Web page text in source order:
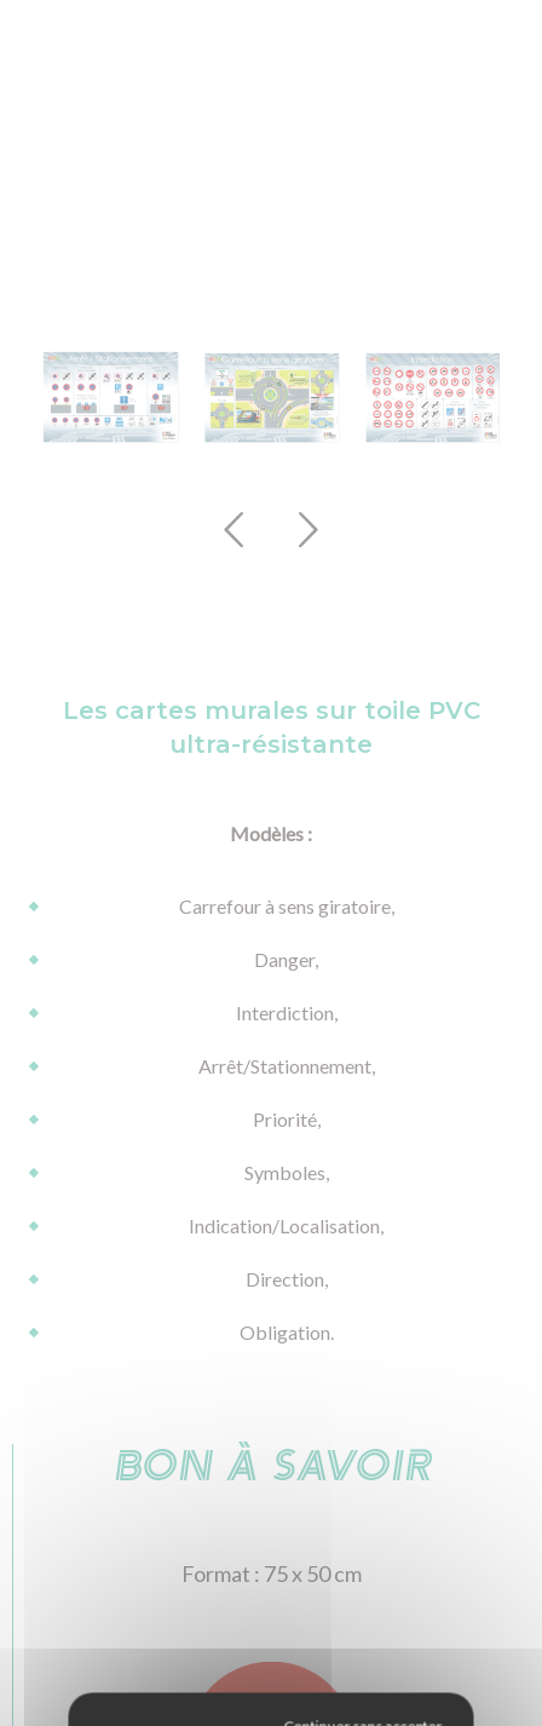
Les cartes murales sur toile PVC
ultra-résistante
Modèles :
Carrefour à sens giratoire,
Danger,
Interdiction,
Arrêt/Stationnement,
Priorité,
Symboles,
Indication/Localisation,
Direction,
Obligation.
BON À SAVOIR
Format : 75 x 50 cm